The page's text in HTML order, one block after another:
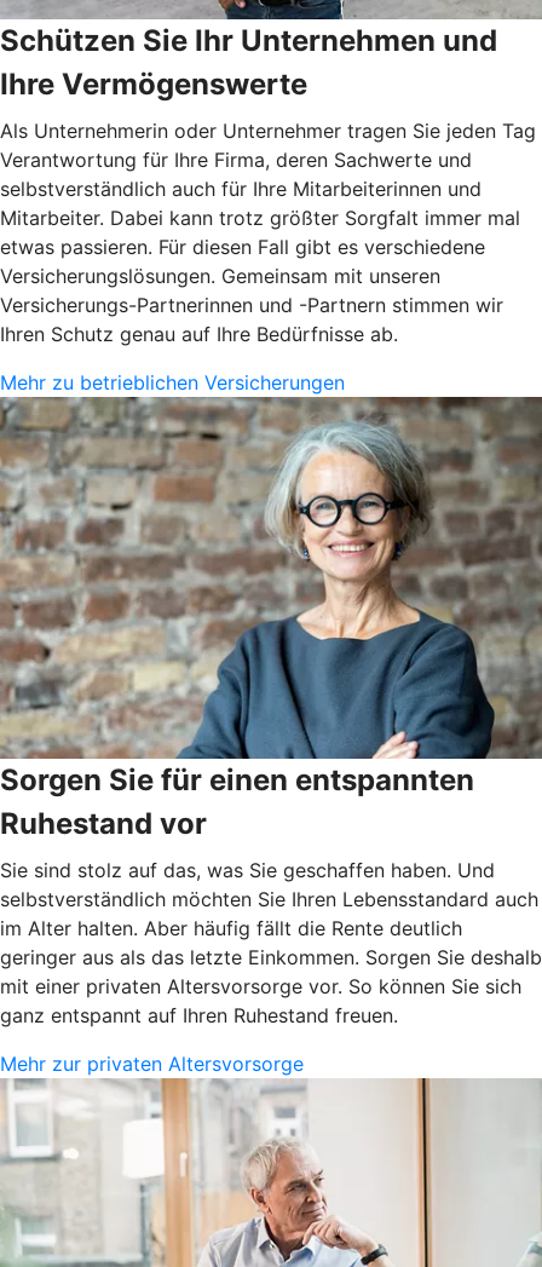
Schützen Sie Ihr Unternehmen und
Ihre Vermögenswerte
Als Unternehmerin oder Unternehmer tragen Sie jeden Tag
Verantwortung für Ihre Firma, deren Sachwerte und
selbstverständlich auch für Ihre Mitarbeiterinnen und
Mitarbeiter. Dabei kann trotz größter Sorgfalt immer mal
etwas passieren. Für diesen Fall gibt es verschiedene
Versicherungslösungen. Gemeinsam mit unseren
Versicherungs-Partnerinnen und -Partnern stimmen wir
Ihren Schutz genau auf Ihre Bedürfnisse ab.
Mehr zu betrieblichen Versicherungen
Sorgen Sie für einen entspannten
Ruhestand vor
Sie sind stolz auf das, was Sie geschaffen haben. Und
selbstverständlich möchten Sie Ihren Lebensstandard auch
im Alter halten. Aber häufig fällt die Rente deutlich
geringer aus als das letzte Einkommen. Sorgen Sie deshalb
mit einer privaten Altersvorsorge vor. So können Sie sich
ganz entspannt auf Ihren Ruhestand freuen.
Mehr zur privaten Altersvorsorge